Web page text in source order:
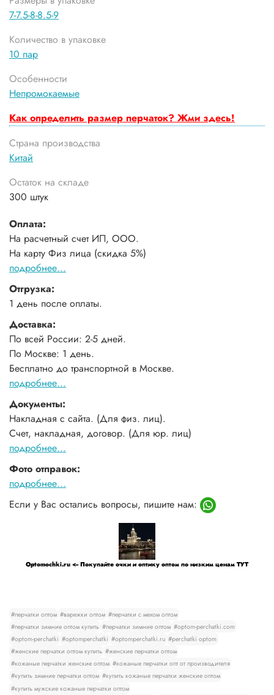
7-7.5-8-8.5-9
Количество в упаковке
10 пар
Особенности
Непромокаемые
Как определить размер перчаток? Жми здесь!
Страна производства
Китай
Остаток на складе
300 штук
Оплата:
На расчетный счет ИП, ООО.
На карту Физ лица (скидка 5%)
подробнее...
Отгрузка:
1 день после оплаты.
Доставка:
По всей России: 2-5 дней.
По Москве: 1 день.
Бесплатно до транспортной в Москве.
подробнее...
Документы:
Накладная с сайта. (Для физ. лиц).
Счет, накладная, договор. (Для юр. лиц)
подробнее...
Фото отправок:
подробнее...
Если у Вас остались вопросы, пишите нам:
Optomochki.ru <-- Покупайте очки и оптику оптом по низким ценам ТУТ
#перчатки оптом #варежки оптом #перчатки с мехом оптом
#перчатки зимние оптом купить #перчатки зимние оптом #optom-perchatki.com
#optom-perchatki #optomperchatki #optomperchatki.ru #perchatki optom
#женские перчатки оптом купить #женские перчатки оптом
#кожаные перчатки женские оптом #кожаные перчатки опт от производителя
#купить зимние перчатки оптом #купить кожаные перчатки женские оптом
#купить мужские кожаные перчатки оптом